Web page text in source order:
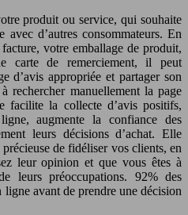
produit ou service, qui souhaite
avec d’autres consommateurs. En
votre emballage de produit,
carte de remerciement, il peut
d’avis appropriée et partager son
rechercher manuellement la page
facilite la collecte d’avis positifs,
augmente la confiance des
leurs décisions d’achat. Elle
de fidéliser vos clients, en
leur opinion et que vous êtes à
leurs préoccupations. 92% des
ligne avant de prendre une décision